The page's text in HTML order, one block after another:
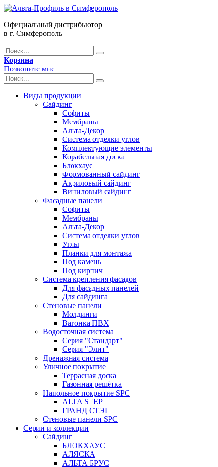
Официальный дистрибьютор
в г. Симферополь
Корзина
Позвоните мне
Виды продукции
Сайдинг
Софиты
Мембраны
Альта-Декор
Система отделки углов
Комплектующие элементы
Корабельная доска
Блокхаус
Формованный сайдинг
Акриловый сайдинг
Виниловый сайдинг
Фасадные панели
Софиты
Мембраны
Альта-Декор
Система отделки углов
Углы
Планки для монтажа
Под камень
Под кирпич
Система крепления фасадов
Для фасадных панелей
Для сайдинга
Стеновые панели
Молдинги
Вагонка ПВХ
Водосточная система
Серия "Стандарт"
Серия "Элит"
Дренажная система
Уличное покрытие
Террасная доска
Газонная решётка
Напольное покрытие SPC
ALTA STEP
ГРАНД СТЭП
Стеновые панели SPC
Серии и коллекции
Сайдинг
БЛОКХАУС
АЛЯСКА
АЛЬТА БРУС